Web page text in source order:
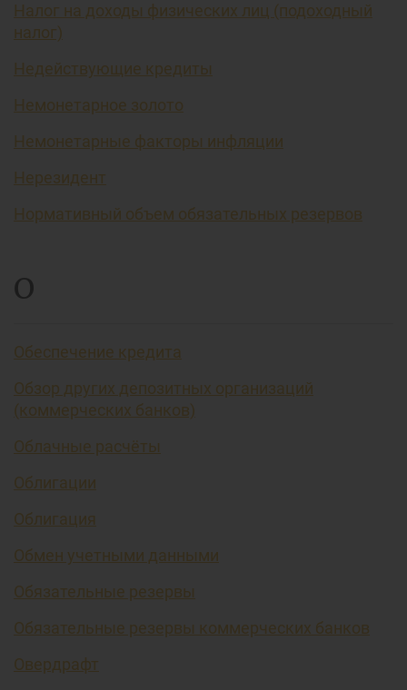
Налог на доходы физических лиц (подоходный
налог)
Недействующие кредиты
Немонетарное золото
Немонетарные факторы инфляции
Нерезидент
Нормативный объем обязательных резервов
О
Обеспечение кредита
Обзор других депозитных организаций
(коммерческих банков)
Облачные расчёты
Облигации
Облигация
Обмен учетными данными
Обязательные резервы
Обязательные резервы коммерческих банков
Овердрафт